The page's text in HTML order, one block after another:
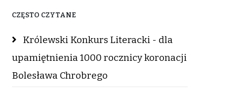
CZĘSTO CZYTANE
Królewski Konkurs Literacki - dla
upamiętnienia 1000 rocznicy koronacji
Bolesława Chrobrego